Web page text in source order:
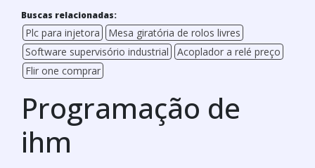
Buscas relacionadas:
Plc para injetora
Mesa giratória de rolos livres
Software supervisório industrial
Acoplador a relé preço
Flir one comprar
Programação de
ihm